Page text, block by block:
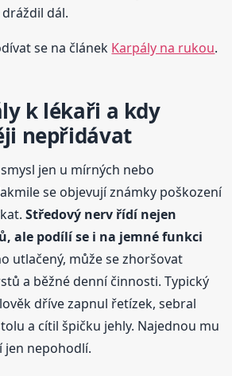
dál.
se na článek Karpály na rukou.
k lékaři a kdy
nepřidávat
jen u mírných nebo
se objevují známky poškození
Středový nerv řídí nejen
ale podílí se i na jemné funkci
utlačený, může se zhoršovat
a běžné denní činnosti. Typický
dříve zapnul řetízek, sebral
a cítil špičku jehly. Najednou mu
jen nepohodlí.